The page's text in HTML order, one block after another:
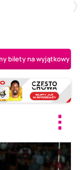
bilety na wyjątkowy